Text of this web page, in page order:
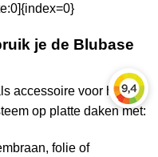
je de Blubase
accessoire voor het
op platte daken met:
folie of